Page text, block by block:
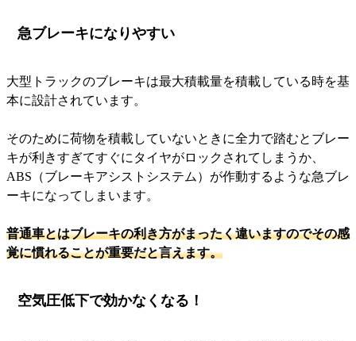
急ブレーキになりやすい
大型トラックのブレーキは最大積載量を積載している時を基
本に設計されています。
そのために荷物を積載していないときに全力で踏むとブレー
キが利きすぎてすぐにタイヤがロックされてしまうか、
ABS（ブレーキアシストシステム）が作動するような急ブレ
ーキになってしまいます。
普通車とはブレーキの利き方がまったく違いますのでその感
覚に慣れることが重要だと言えます。
空気圧低下で効かなくなる！